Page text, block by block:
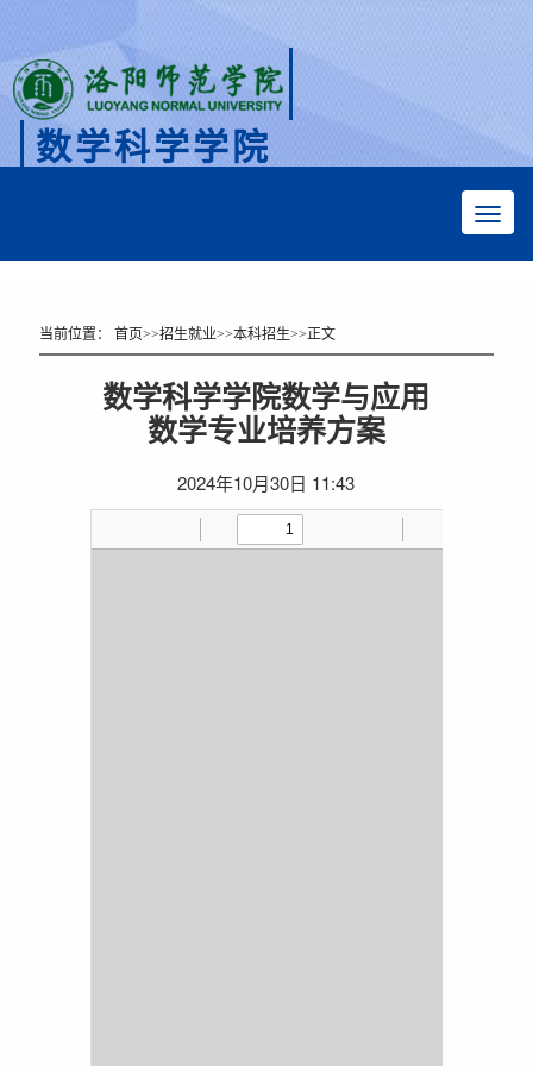
数学科学学院
当前位置：首页>>招生就业>>本科招生>>正文
数学科学学院数学与应用
数学专业培养方案
2024年10月30日 11:43